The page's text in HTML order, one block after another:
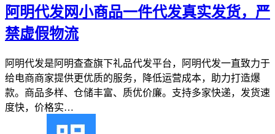
阿明代发网小商品一件代发真实发货，严
禁虚假物流
阿明代发是阿明查查旗下礼品代发平台，阿明代发一直致力于
给电商商家提供更优质的服务，降低运营成本，助力打造爆
款。商品多样、仓储丰富、质优价廉。支持多家快递，发货速
度快，价格实…